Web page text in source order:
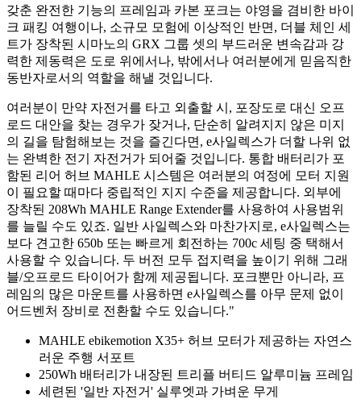
갖춘 완전한 기능의 프레임과 카본 포크는 야영을 겸비한 바이
크 패킹 여행이나, 소규모 모험에 이상적인 반면, 더블 체인 세
트가 장착된 시마노의 GRX 그룹 셋의 부드러운 변속감과 강
력한 제동력은 도로 위에서나, 밖에서나 여러분에게 믿음직한
동반자로서의 역할을 해낼 것입니다.
여러분이 만약 자전거를 타고 외출할 시, 포장도로 대신 오프
로드 대안을 찾는 경우가 잦거나, 단순히 알려지지 않은 미지
의 길을 탐험해보는 것을 즐긴다면, e사일렉스가 더할 나위 없
는 완벽한 전기 자전거가 되어줄 것입니다. 통합 배터리가 포
함된 리어 허브 MAHLE 시스템은 여러분의 여정에 모터 지원
이 필요할 때마다 중립적인 지지 수준을 제공합니다. 외부에
장착된 208Wh MAHLE Range Extender를 사용하여 사용범위
를 늘릴 수도 있죠. 일반 사일렉스와 마찬가지로, e사일렉스는
보다 견고한 650b 또는 빠르게 회전하는 700c 세팅 중 택해서
사용할 수 있습니다. 두 버전 모두 접지력을 높이기 위해 그래
블/오프로드 타이어가 함께 제공됩니다. 포크뿐만 아니라, 프
레임의 많은 마운트를 사용하면 e사일렉스를 아무 문제 없이
어드벤처 장비로 전환할 수도 있습니다."
MAHLE ebikemotion X35+ 허브 모터가 제공하는 자연스
러운 주행 서포트
250Wh 배터리가 내장된 트리플 버티드 알루미늄 프레임
세련된 '일반 자전거' 실루엣과 가벼운 무게